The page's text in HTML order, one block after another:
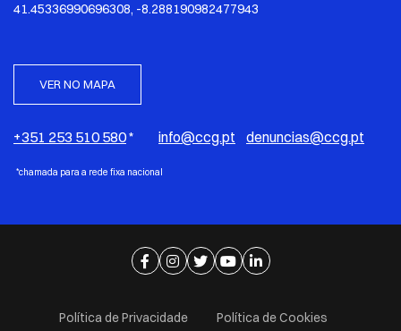
41.45336990696308, -8.288190982477943
VER NO MAPA
+351 253 510 580* info@ccg.pt denuncias@ccg.pt
*chamada para a rede fixa nacional
Ir para página de facebook
Ir para página de instagram
Ir para página de twitter
Ir para página de youtube
Ir para página de
Política de Privacidade Política de Cookies